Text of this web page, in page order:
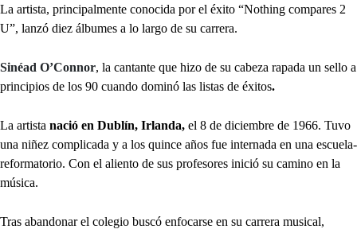
La artista, principalmente conocida por el éxito “Nothing compares 2
U”, lanzó diez álbumes a lo largo de su carrera.
Sinéad O’Connor, la cantante que hizo de su cabeza rapada un sello a
principios de los 90 cuando dominó las listas de éxitos.
La artista nació en Dublín, Irlanda, el 8 de diciembre de 1966. Tuvo
una niñez complicada y a los quince años fue internada en una escuela-
reformatorio. Con el aliento de sus profesores inició su camino en la
música.
Tras abandonar el colegio buscó enfocarse en su carrera musical,